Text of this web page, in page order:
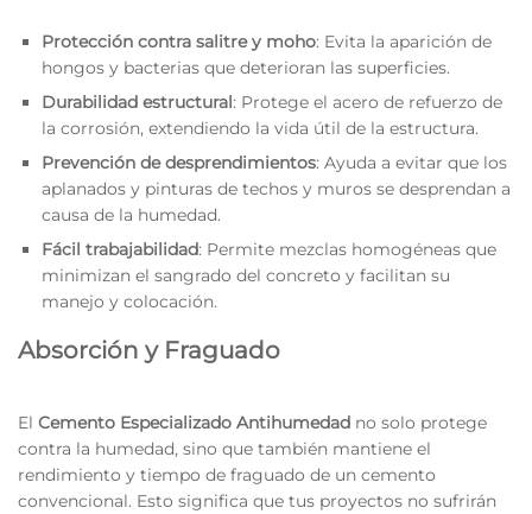
Protección contra salitre y moho: Evita la aparición de
hongos y bacterias que deterioran las superficies.
Durabilidad estructural: Protege el acero de refuerzo de
la corrosión, extendiendo la vida útil de la estructura.
Prevención de desprendimientos: Ayuda a evitar que los
aplanados y pinturas de techos y muros se desprendan a
causa de la humedad.
Fácil trabajabilidad: Permite mezclas homogéneas que
minimizan el sangrado del concreto y facilitan su
manejo y colocación.
Absorción y Fraguado
El Cemento Especializado Antihumedad no solo protege
contra la humedad, sino que también mantiene el
rendimiento y tiempo de fraguado de un cemento
convencional. Esto significa que tus proyectos no sufrirán